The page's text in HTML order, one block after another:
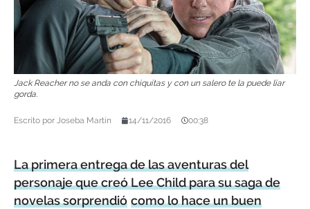
Jack Reacher no se anda con chiquitas y con un salero te la puede liar
gorda.
Escrito por Joseba Martín 14/11/2016 00:38
La primera entrega de las aventuras del
personaje que creó Lee Child para su saga de
novelas sorprendió como lo hace un buen